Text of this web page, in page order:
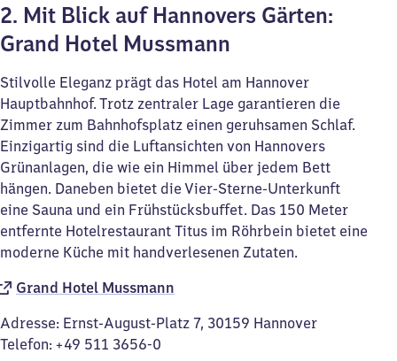
2. Mit Blick auf Hannovers Gärten:
Grand Hotel Mussmann
Stilvolle Eleganz prägt das Hotel am Hannover
Hauptbahnhof. Trotz zentraler Lage garantieren die
Zimmer zum Bahnhofsplatz einen geruhsamen Schlaf.
Einzigartig sind die Luftansichten von Hannovers
Grünanlagen, die wie ein Himmel über jedem Bett
hängen. Daneben bietet die Vier-Sterne-Unterkunft
eine Sauna und ein Frühstücksbuffet. Das 150 Meter
entfernte Hotelrestaurant Titus im Röhrbein bietet eine
moderne Küche mit handverlesenen Zutaten.
Grand Hotel Mussmann
Adresse: Ernst-August-Platz 7, 30159 Hannover
Telefon: +49 511 3656-0